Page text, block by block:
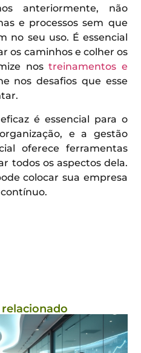
anteriormente, não
e processos sem que
no seu uso. É essencial
os caminhos e colher os
nostreinamentos e
nos desafios que esse
é essencial para o
e a gestão
oferece ferramentas
todos os aspectos dela.
colocar sua empresa